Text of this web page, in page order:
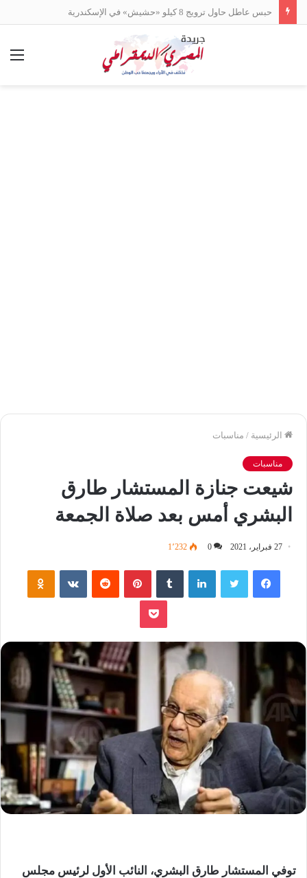
حبس عاطل حاول ترويج 8 كيلو «حشيش» في الإسكندرية
الرئيسية / مناسبات
مناسبات
شيعت جنازة المستشار طارق
البشري أمس بعد صلاة الجمعة
27 فبراير، 2021 0 1٬232
فيسبوك تويتر لينكدإن بينتيريست
بوكيت
توفي المستشار طارق البشري، النائب الأول لرئيس مجلس